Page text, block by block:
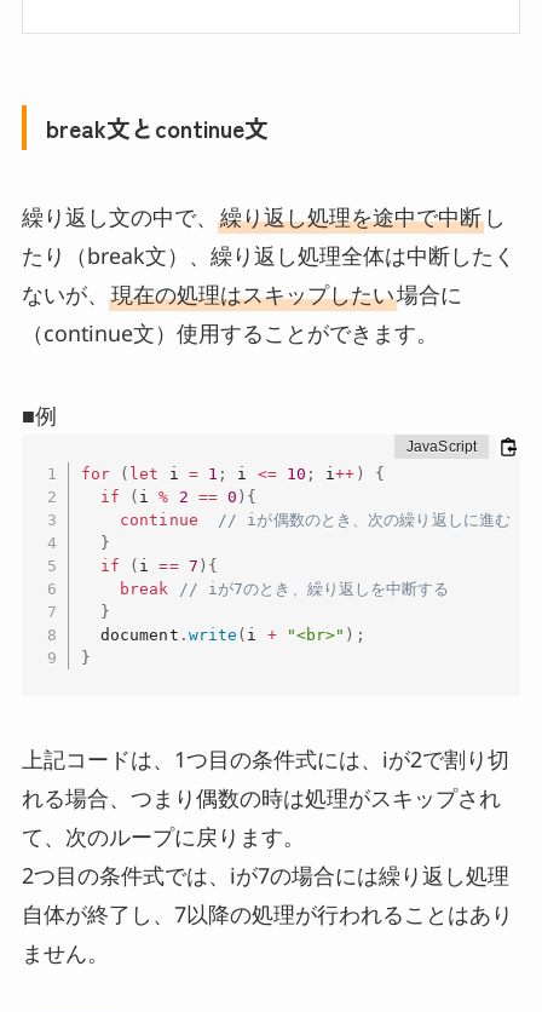
break文とcontinue文
繰り返し文の中で、 繰り返し処理を途中で中断し
たり（break文）、繰り返し処理全体は中断したく
ないが、 現在の処理はスキップしたい場合に
（continue文）使用することができます。
■例
for ( let i = 1 ; i <= 10 ; i++ )
{
if
( i % 2 == 0 ) {
continue
// iが偶数のとき、次の繰り返しに進む
}
if
( i == 7 ) {
break
// iが7のとき、繰り返しを中断する
}
  document
. write ( i + "<br>" ) ;
}
上記コードは、1つ目の条件式には、iが2で割り切
れる場合、つまり偶数の時は処理がスキップされ
て、次のループに戻ります。
2つ目の条件式では、iが7の場合には繰り返し処理
自体が終了し、7以降の処理が行われることはあり
ません。